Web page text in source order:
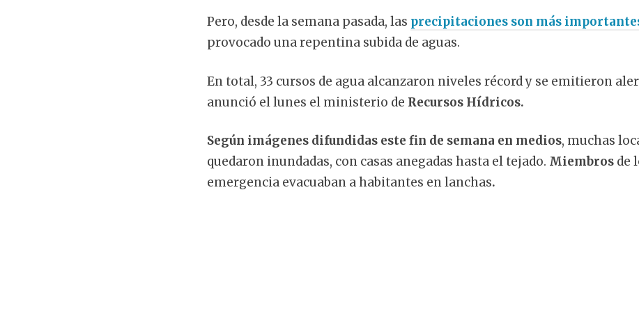
Pero, desde la semana pasada, las precipitaciones son más
provocado una repentina subida de aguas.
En total, 33 cursos de agua alcanzaron niveles récord y se emitieron
anunció el lunes el ministerio de Recursos Hídricos.
Según imágenes difundidas este fin de semana en medios, muchas
quedaron inundadas, con casas anegadas hasta el tejado. Miembros de
emergencia evacuaban a habitantes en lanchas.